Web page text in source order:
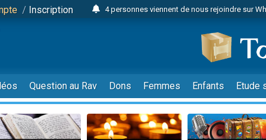
/ Inscription
4 personnes viennent de nous rejoindre sur
Odaya vient de donner son Maasser
3 personnes viennent de faire un don
3 personnes viennent de faire un don
13 personnes viennent de demander une
2 personnes viennent de nous rejoindre sur
30 personnes viennent de faire un don
Question au Rav Dons Femmes Enfants Etude